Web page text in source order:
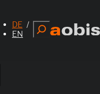
DE
EN
Suchen